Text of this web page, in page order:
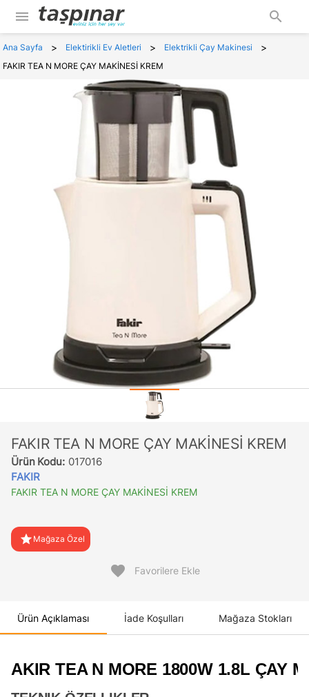
menu search
Ana Sayfa > Elektirikli Ev Aletleri > Elektrikli Çay Makinesi >
FAKIR TEA N MORE ÇAY MAKİNESİ KREM
FAKIR TEA N MORE ÇAY MAKİNESİ KREM
Ürün Kodu: 017016
FAKIR
FAKIR TEA N MORE ÇAY MAKİNESİ KREM
star Mağaza Özel
favorite Favorilere Ekle
Ürün Açıklaması İade Koşulları Mağaza Stokları
AKIR TEA N MORE 1800W 1.8L ÇAY